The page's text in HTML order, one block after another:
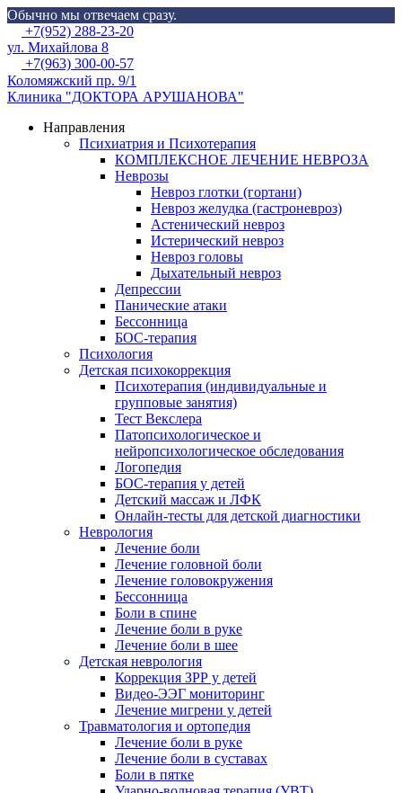
Обычно мы отвечаем сразу.
Skip
to
content
Menu+7(952) 288-23-20
ул. Михайлова 8
+7(963) 300-00-57
Коломяжский пр. 9/1
Клиника "ДОКТОРА АРУШАНОВА"
Направления
Психиатрия и Психотерапия
КОМПЛЕКСНОЕ ЛЕЧЕНИЕ НЕВРОЗА
Неврозы
Невроз глотки (гортани)
Невроз желудка (гастроневроз)
Астенический невроз
Истерический невроз
Невроз головы
Дыхательный невроз
Депрессии
Панические атаки
Бессонница
БОС-терапия
Психология
Детская психокоррекция
Психотерапия (индивидуальные и
групповые занятия)
Тест Векслера
Патопсихологическое и
нейропсихологическое обследования
Логопедия
БОС-терапия у детей
Детский массаж и ЛФК
Онлайн-тесты для детской диагностики
Неврология
Лечение боли
Лечение головной боли
Лечение головокружения
Бессонница
Боли в спине
Лечение боли в руке
Лечение боли в шее
Детская неврология
Коррекция ЗРР у детей
Видео-ЭЭГ мониторинг
Лечение мигрени у детей
Травматология и ортопедия
Лечение боли в руке
Лечение боли в суставах
Боли в пятке